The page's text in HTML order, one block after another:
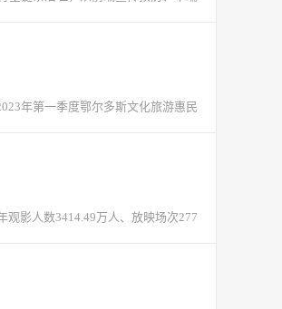
年第一季度鄂尔多斯文化旅游惠民
影人数3414.49万人、放映场次277